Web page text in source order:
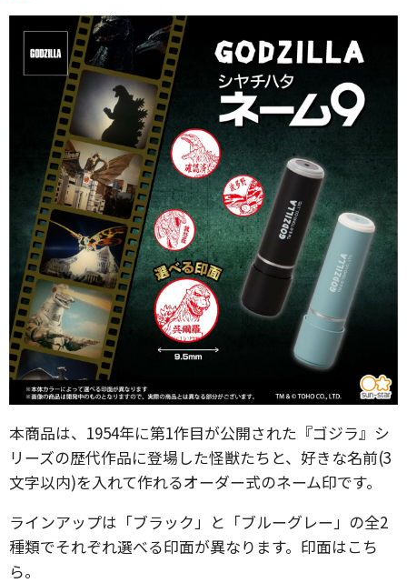
本商品は、1954年に第1作目が公開された『ゴジラ』シ
リーズの歴代作品に登場した怪獣たちと、好きな名前(3
文字以内)を入れて作れるオーダー式のネーム印です。
ラインアップは「ブラック」と「ブルーグレー」の全2
種類でそれぞれ選べる印面が異なります。印面はこち
ら。